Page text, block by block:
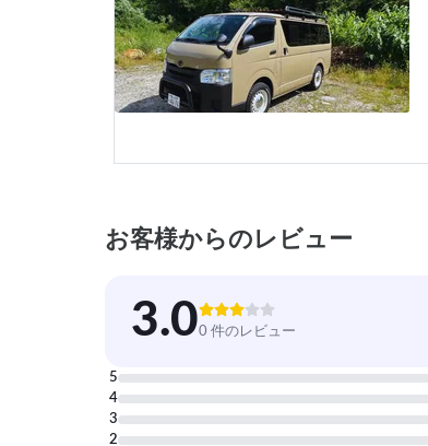
お客様からのレビュー
3.00 件のレビュー
5
4
3
2